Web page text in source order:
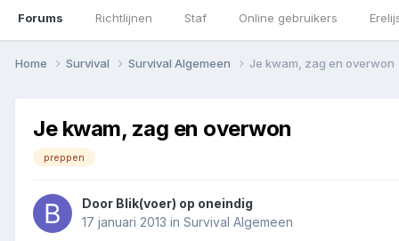
Forums Richtlijnen Staf Online gebruikers
Home Survival Survival Algemeen Je kwam, zag en overwon
Je kwam, zag en overwon
preppen
Door Blik(voer) op oneindig
17 januari 2013 in Survival Algemeen